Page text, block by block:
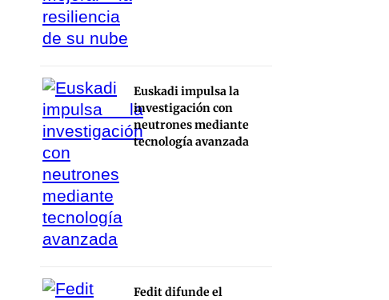
Euskadi impulsa la
investigación con
neutrones mediante
tecnología avanzada
Fedit difunde el